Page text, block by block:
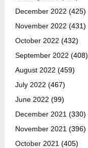
December 2022 (425)
November 2022 (431)
October 2022 (432)
September 2022 (408)
August 2022 (459)
July 2022 (467)
June 2022 (99)
December 2021 (330)
November 2021 (396)
October 2021 (405)